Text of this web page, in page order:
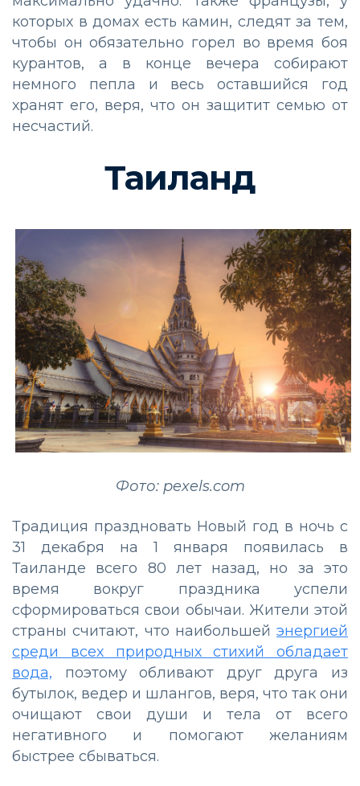
которых в домах есть камин, следят за тем,
чтобы он обязательно горел во время боя
курантов, а в конце вечера собирают
немного пепла и весь оставшийся год
хранят его, веря, что он защитит семью от
несчастий.
Таиланд
Фото: pexels.com
Традиция праздновать Новый год в ночь с
31 декабря на 1 января появилась в
Таиланде всего 80 лет назад, но за это
время вокруг праздника успели
сформироваться свои обычаи. Жители этой
страны считают, что наибольшей энергией
среди всех природных стихий обладает
вода, поэтому обливают друг друга из
бутылок, ведер и шлангов, веря, что так они
очищают свои души и тела от всего
негативного и помогают желаниям
быстрее сбываться.